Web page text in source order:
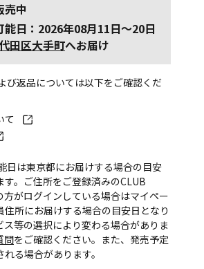
売中
能日：2026年08月11日～20日
田区大手町へお届け
び返品については以下をご確認くだ
て
日は東京都にお届けする場合の目安
す。ご住所をご登録済みのCLUB
がログインしている場合はマイペー
住所にお届けする場合の目安日となり
ス等の選択により変わる場合がありま
問をご確認ください。また、発売予定
る場合があります。